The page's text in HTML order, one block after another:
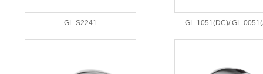
GL-S2241 GL-1051(DC)/ GL-